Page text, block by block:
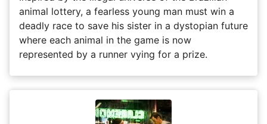
animal lottery, a fearless young man must win a
deadly race to save his sister in a dystopian future
where each animal in the game is now
represented by a runner vying for a prize.